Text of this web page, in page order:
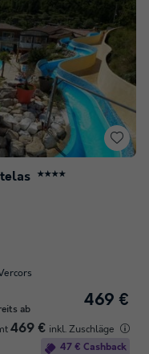
★★★★
ab
469 €
469 € inkl. Zuschläge
47 € Cashback